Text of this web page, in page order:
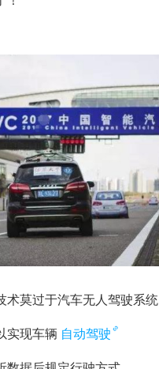
术莫过于汽车无人驾驶系统
实现车辆 自动驾驶